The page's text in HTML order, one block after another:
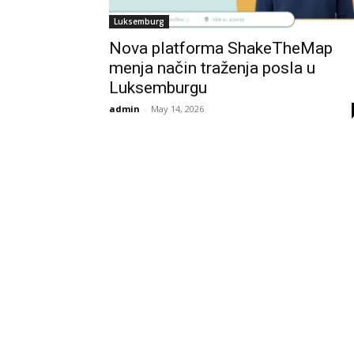
Luksemburg
Nova platforma ShakeTheMap
menja način traženja posla u
Luksemburgu
admin - May 14, 2026